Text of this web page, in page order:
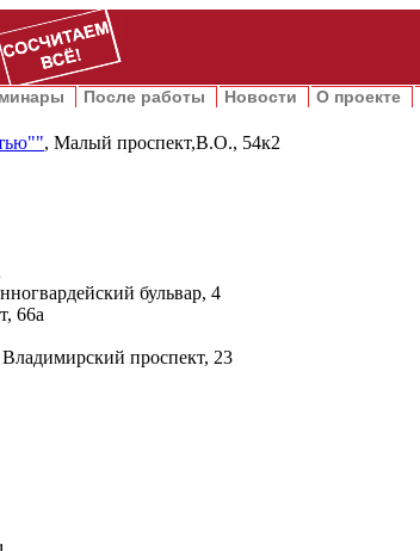
После работы Новости О проекте
", Малый проспект,В.О., 54к2
бульвар, 4
66а
Владимирский проспект, 23